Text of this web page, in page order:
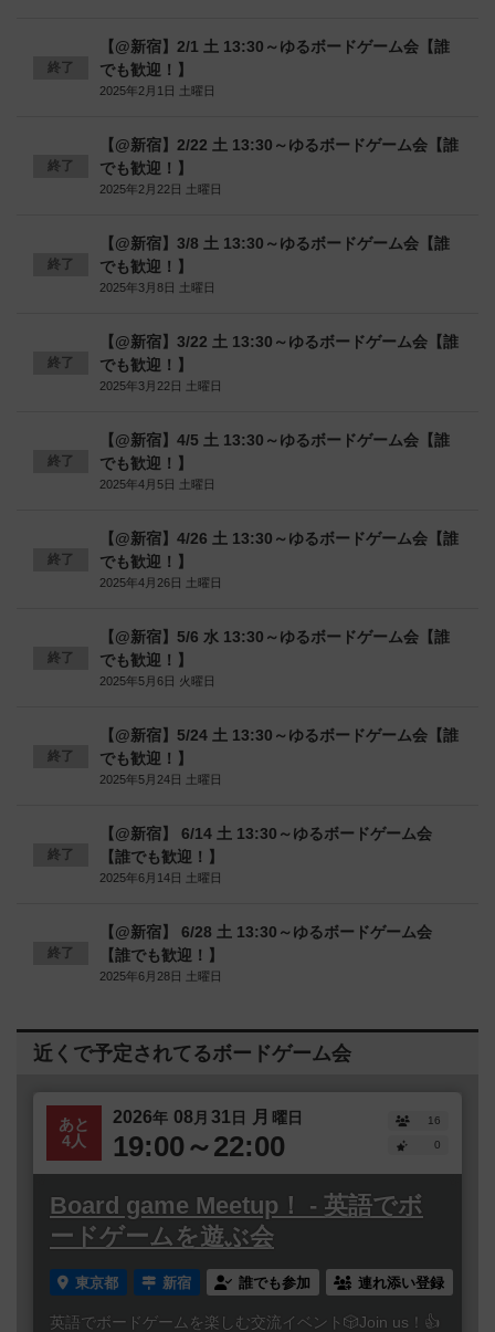
終了
【@新宿】2/1 土 13:30～ゆるボードゲーム会【誰
でも歓迎！】
2025年2月1日 土曜日
終了
【@新宿】2/22 土 13:30～ゆるボードゲーム会【誰
でも歓迎！】
2025年2月22日 土曜日
終了
【@新宿】3/8 土 13:30～ゆるボードゲーム会【誰
でも歓迎！】
2025年3月8日 土曜日
終了
【@新宿】3/22 土 13:30～ゆるボードゲーム会【誰
でも歓迎！】
2025年3月22日 土曜日
終了
【@新宿】4/5 土 13:30～ゆるボードゲーム会【誰
でも歓迎！】
2025年4月5日 土曜日
終了
【@新宿】4/26 土 13:30～ゆるボードゲーム会【誰
でも歓迎！】
2025年4月26日 土曜日
終了
【@新宿】5/6 水 13:30～ゆるボードゲーム会【誰
でも歓迎！】
2025年5月6日 火曜日
終了
【@新宿】5/24 土 13:30～ゆるボードゲーム会【誰
でも歓迎！】
2025年5月24日 土曜日
終了
【@新宿】 6/14 土 13:30～ゆるボードゲーム会
【誰でも歓迎！】
2025年6月14日 土曜日
終了
【@新宿】 6/28 土 13:30～ゆるボードゲーム会
【誰でも歓迎！】
2025年6月28日 土曜日
近くで予定されてるボードゲーム会
あと
4人
2026年 08 月 31日 月 曜日
19:00～22:00
16
0
Board game Meetup！ - 英語でボ
ードゲームを遊ぶ会
東京都 新宿 誰でも参加 連れ添い登録
英語でボードゲームを楽しむ交流イベント🎲Join us！👍